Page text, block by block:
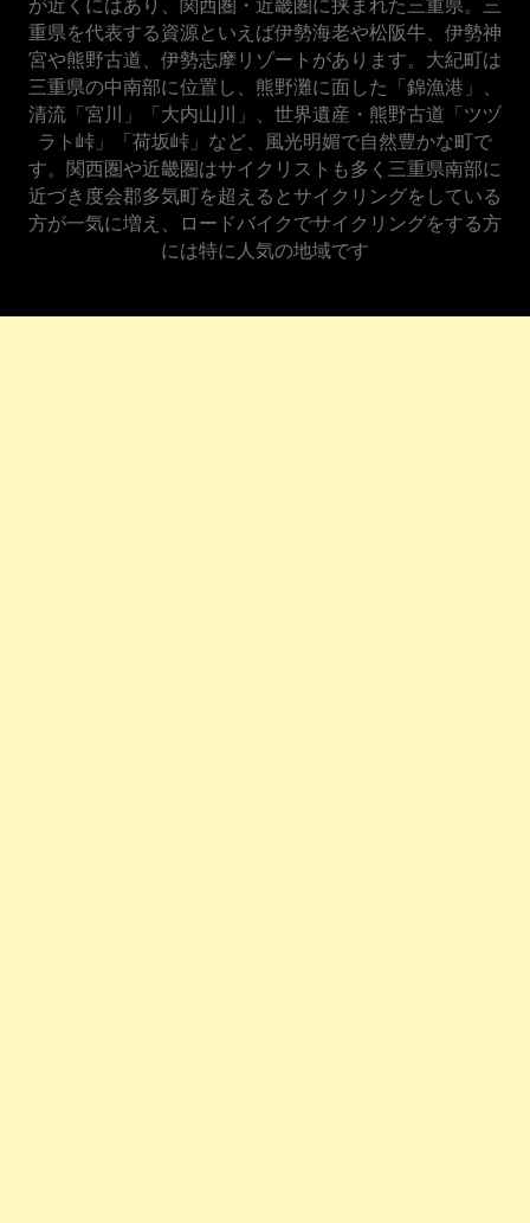
が近くにはあり、関西圏・近畿圏に挟まれた三重県。三
重県を代表する資源といえば伊勢海老や松阪牛、伊勢神
宮や熊野古道、伊勢志摩リゾートがあります。大紀町は
三重県の中南部に位置し、熊野灘に面した「錦漁港」、
清流「宮川」「大内山川」、世界遺産・熊野古道「ツヅ
ラト峠」「荷坂峠」など、風光明媚で自然豊かな町で
す。関西圏や近畿圏はサイクリストも多く三重県南部に
近づき度会郡多気町を超えるとサイクリングをしている
方が一気に増え、ロードバイクでサイクリングをする方
には特に人気の地域です